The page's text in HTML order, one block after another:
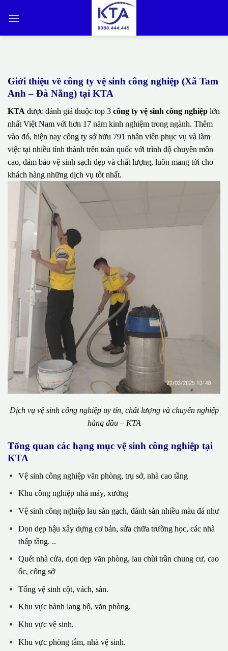
qua
Giới thiệu về công ty vệ sinh công nghiệp (Xã Tam
Anh – Đà Nẵng) tại KTA
KTA được đánh giá thuộc top 3 công ty vệ sinh công nghiệp lớn
nhất Việt Nam với hơn 17 năm kinh nghiệm trong ngành. Thêm
vào đó, hiện nay công ty sở hữu 791 nhân viên phục vụ và làm
việc tại nhiều tỉnh thành trên toàn quốc với trình độ chuyên môn
cao, đảm bảo vệ sinh sạch đẹp và chất lượng, luôn mang tới cho
khách hàng những dịch vụ tốt nhất.
Dịch vụ vệ sinh công nghiệp uy tín, chất lượng và chuyên nghiệp
hàng đầu – KTA
Tổng quan các hạng mục vệ sinh công nghiệp tại
KTA
Vệ sinh công nghiệp văn phòng, trụ sở, nhà cao tầng
Khu công nghiệp nhà máy, xưởng
Vệ sinh công nghiệp lau sàn gạch, đánh sàn nhiều màu đá như
Dọn dẹp hậu xây dựng cơ bản, sửa chữa trường học, các nhà
thấp tầng. ..
Quét nhà cửa, dọn dẹp văn phòng, lau chùi trần chung cư, cao
ốc, công sở
Tổng vệ sinh cột, vách, sàn.
Khu vực hành lang bộ, văn phòng.
Khu vực vệ sinh.
Khu vực phòng tắm, nhà vệ sinh.